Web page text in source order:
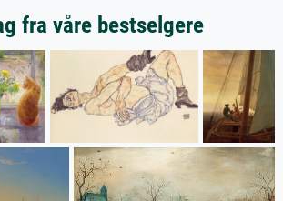
fra våre bestselgere